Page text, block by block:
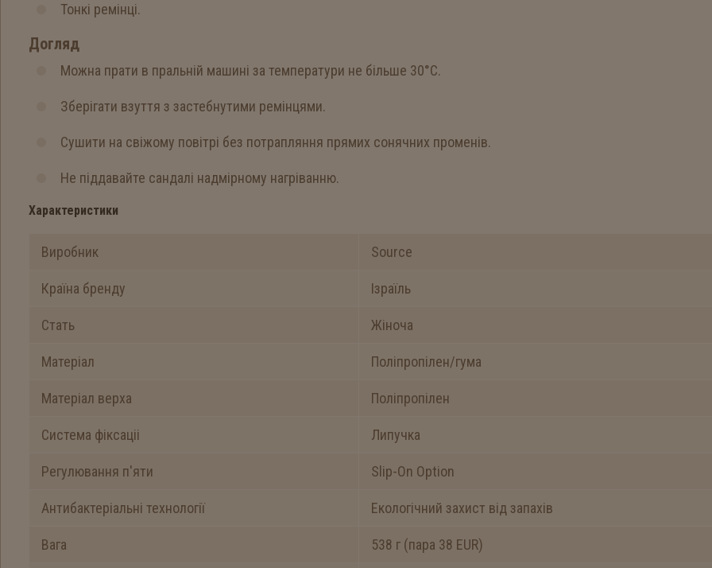
Тонкі ремінці.
Догляд
Можна прати в пральній машині за температури не більше 30°С.
Зберігати взуття з застебнутими ремінцями.
Сушити на свіжому повітрі без потрапляння прямих сонячних променів.
Не піддавайте сандалі надмірному нагріванню.
Характеристики
Виробник Source
Країна бренду Ізраїль
Стать Жіноча
Матеріал Поліпропілен/гума
Матеріал верха Поліпропілен
Система фіксаціі Липучка
Регулювання п'яти Slip-On Option
Антибактеріальні технології Екологічний захист від запахів
Вага 538 г (пара 38 EUR)